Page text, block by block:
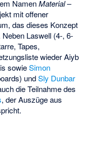
NamenMaterial–
mit offener
das dieses Konzept
Neben Laswell (4-, 6-
Tapes,
wieder Aiyb
sowieSimon
undSly Dunbar
die Teilnahme des
, der Auszüge aus